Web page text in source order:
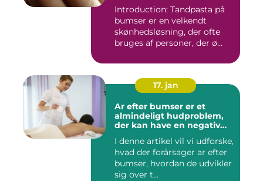
Introduction: Tandpasta på
bumser er en velkendt
skønhedsløsning, der ofte
bruges af personer, der ø...
17. jan
Ar efter bumser er et
almindeligt hudproblem,
der kan have en negativ
selvtillid og trivsel
I denne artikel vil vi udforske,
hvad der forårsager ar efter
bumser, hvordan de udvikler
sig over t...